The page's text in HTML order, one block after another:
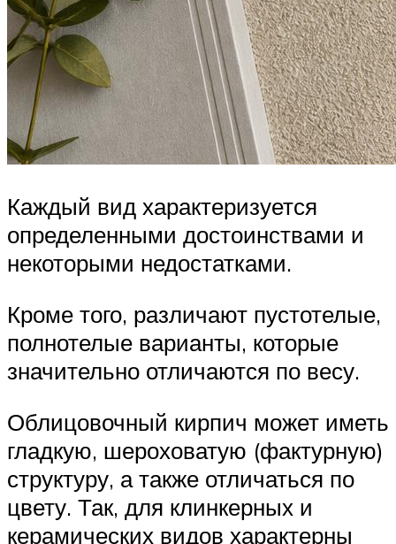
Каждый вид характеризуется
определенными достоинствами и
некоторыми недостатками.
Кроме того, различают пустотелые,
полнотелые варианты, которые
значительно отличаются по весу.
Облицовочный кирпич может иметь
гладкую, шероховатую (фактурную)
структуру, а также отличаться по
цвету. Так, для клинкерных и
керамических видов характерны